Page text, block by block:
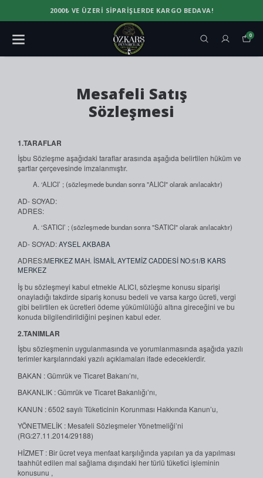
2000₺ VE ÜZERI SIPARIŞLERDE KARGO BEDAVA!
0
Mesafeli Satış
Sözleşmesi
1.TARAFLAR
İşbu Sözleşme aşağıdaki taraflar arasında aşağıda belirtilen hüküm ve
şartlar çerçevesinde imzalanmıştır.
‘ALICI’ ; (sözleşmede bundan sonra "ALICI" olarak anılacaktır)
AD- SOYAD:
ADRES:
‘SATICI’ ; (sözleşmede bundan sonra "SATICI" olarak anılacaktır)
AD- SOYAD:AYSEL AKBABA
ADRES:MERKEZ MAH. İSMAİL AYTEMİZ CADDESİ NO:51/B KARS
MERKEZ
İş bu sözleşmeyi kabul etmekle ALICI, sözleşme konusu siparişi
onayladığı takdirde sipariş konusu bedeli ve varsa kargo ücreti, vergi
gibi belirtilen ek ücretleri ödeme yükümlülüğü altına gireceğini ve bu
konuda bilgilendirildiğini peşinen kabul eder.
2.TANIMLAR
İşbu sözleşmenin uygulanmasında ve yorumlanmasında aşağıda yazılı
terimler karşılarındaki yazılı açıklamaları ifade edeceklerdir.
BAKAN : Gümrük ve Ticaret Bakanı’nı,
BAKANLIK : Gümrük ve Ticaret Bakanlığı’nı,
KANUN : 6502 sayılı Tüketicinin Korunması Hakkında Kanun’u,
YÖNETMELİK : Mesafeli Sözleşmeler Yönetmeliği’ni
(RG:27.11.2014/29188)
HİZMET : Bir ücret veya menfaat karşılığında yapılan ya da yapılması
taahhüt edilen mal sağlama dışındaki her türlü tüketici işleminin
konusunu ,